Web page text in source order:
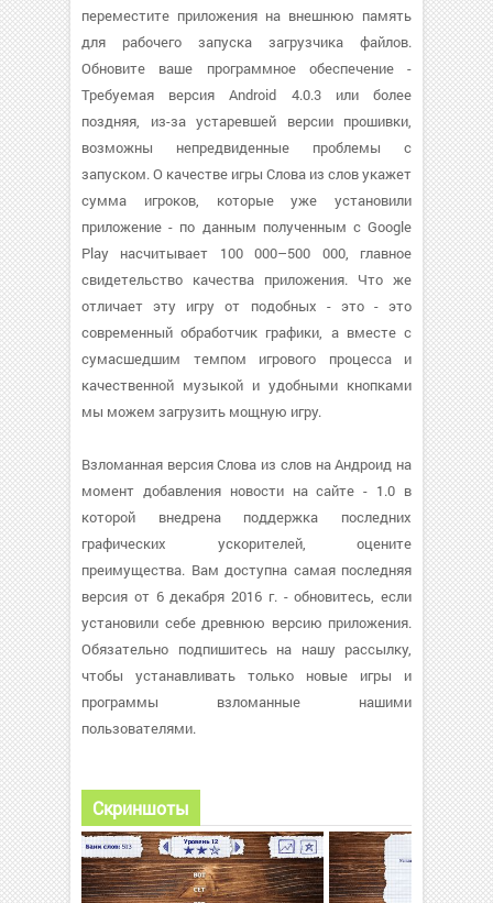
переместите приложения на внешнюю память
для рабочего запуска загрузчика файлов.
Обновите ваше программное обеспечение -
Требуемая версия Android 4.0.3 или более
поздняя, из-за устаревшей версии прошивки,
возможны непредвиденные проблемы с
запуском. О качестве игры Слова из слов укажет
сумма игроков, которые уже установили
приложение - по данным полученным с Google
Play насчитывает 100 000–500 000, главное
свидетельство качества приложения. Что же
отличает эту игру от подобных - это - это
современный обработчик графики, а вместе с
сумасшедшим темпом игрового процесса и
качественной музыкой и удобными кнопками
мы можем загрузить мощную игру.
Взломанная версия Слова из слов на Андроид на
момент добавления новости на сайте - 1.0 в
которой внедрена поддержка последних
графических ускорителей, оцените
преимущества. Вам доступна самая последняя
версия от 6 декабря 2016 г. - обновитесь, если
установили себе древнюю версию приложения.
Обязательно подпишитесь на нашу рассылку,
чтобы устанавливать только новые игры и
программы взломанные нашими
пользователями.
Скриншоты